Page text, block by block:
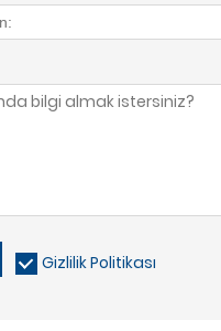
Gizlilik Politikası